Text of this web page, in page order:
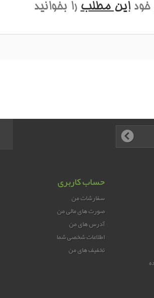
خوداين مطلب را بخوانيد
حساب کاربری
سفارشات من
صورت های مالی من
آدرس های من
اطلاعات شخصی شما
تخفیف های من